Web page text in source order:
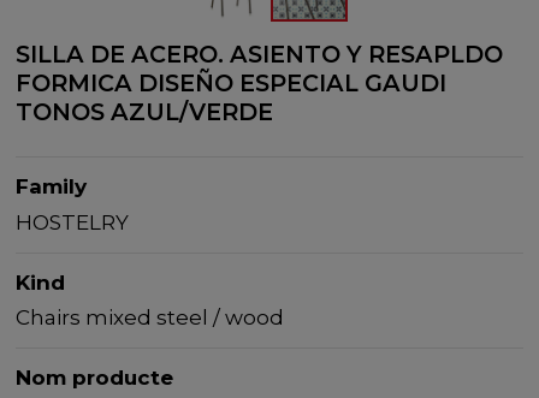
SILLA DE ACERO. ASIENTO Y RESAPLDO
FORMICA DISEÑO ESPECIAL GAUDI
TONOS AZUL/VERDE
Family
HOSTELRY
Kind
Chairs mixed steel / wood
Nom producte